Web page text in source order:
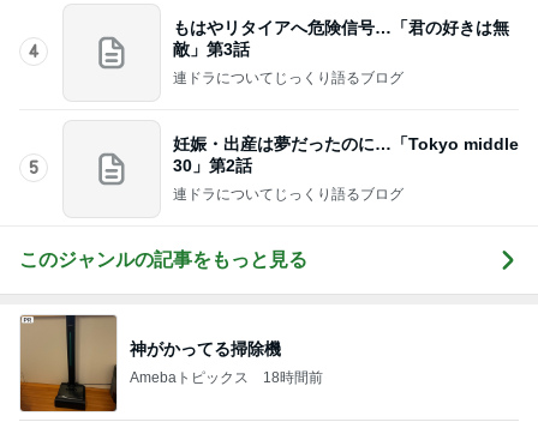
4
もはやリタイアへ危険信号…「君の好きは無
敵」第3話
連ドラについてじっくり語るブログ
5
妊娠・出産は夢だったのに…「Tokyo middle
30」第2話
連ドラについてじっくり語るブログ
このジャンルの記事をもっと見る
神がかってる掃除機
Amebaトピックス 18時間前